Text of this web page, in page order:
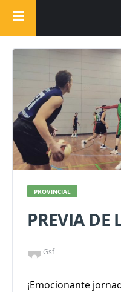
PROVINCIAL
PREVIA DE
Gsf
¡Emocionante